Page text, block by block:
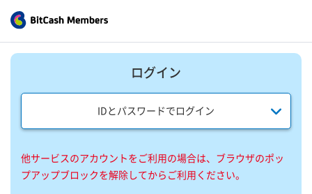
ログイン
IDとパスワードでログイン
他サービスのアカウントをご利用の場合は、ブラウザのポッ
プアップブロックを解除してからご利用ください。